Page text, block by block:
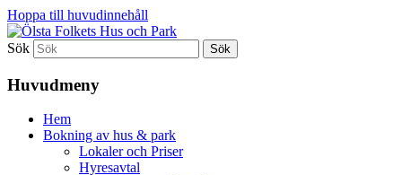
Hoppa till huvudinnehåll
Ölsta Folkets Hus och Park
Sök
Huvudmeny
Hem
Bokning av hus & park
Lokaler och Priser
Hyresavtal